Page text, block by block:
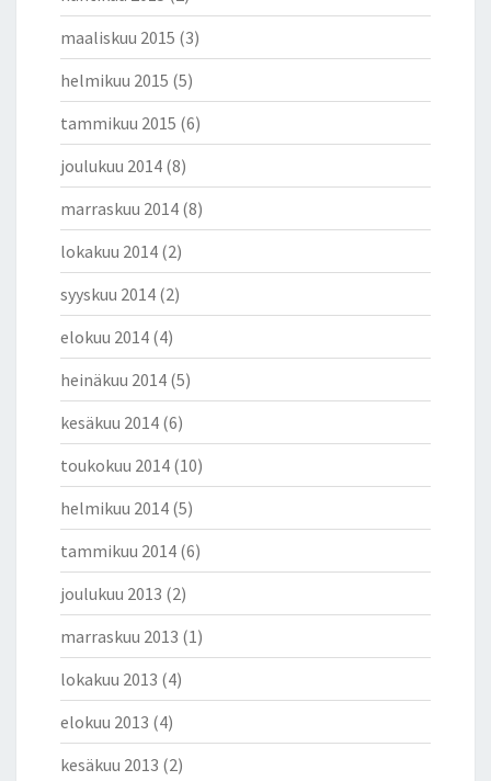
maaliskuu 2015 (3)
helmikuu 2015 (5)
tammikuu 2015 (6)
joulukuu 2014 (8)
marraskuu 2014 (8)
lokakuu 2014 (2)
syyskuu 2014 (2)
elokuu 2014 (4)
heinäkuu 2014 (5)
kesäkuu 2014 (6)
toukokuu 2014 (10)
helmikuu 2014 (5)
tammikuu 2014 (6)
joulukuu 2013 (2)
marraskuu 2013 (1)
lokakuu 2013 (4)
elokuu 2013 (4)
kesäkuu 2013 (2)